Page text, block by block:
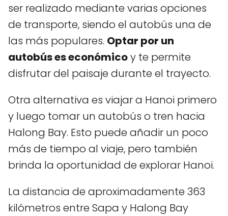
ser realizado mediante varias opciones
de transporte, siendo el autobús una de
las más populares. Optar por un
autobús es económicoy te permite
disfrutar del paisaje durante el trayecto.
Otra alternativa es viajar a Hanoi primero
y luego tomar un autobús o tren hacia
Halong Bay. Esto puede añadir un poco
más de tiempo al viaje, pero también
brinda la oportunidad de explorar Hanoi.
La distancia de aproximadamente 363
kilómetros entre Sapa y Halong Bay